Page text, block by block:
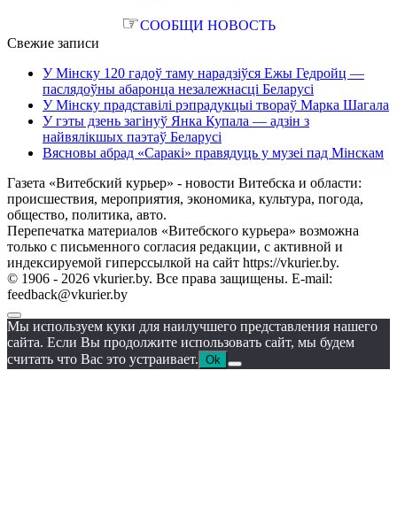
☞СООБЩИ НОВОСТЬ
Свежие записи
У Мінску 120 гадоў таму нарадзіўся Ежы Гедройц —
паслядоўны абаронца незалежнасці Беларусі
У Мінску прадставілі рэпрадукцыі твораў Марка Шагала
У гэты дзень загінуў Янка Купала — адзін з
найвялікшых паэтаў Беларусі
Вясновы абрад «Саракі» правядуць у музеі пад Мінскам
Газета «Витебский курьер» - новости Витебска и области:
происшествия, мероприятия, экономика, культура, погода,
общество, политика, авто.
Перепечатка материалов «Витебского курьера» возможна
только с письменного согласия редакции, с активной и
индексируемой гиперссылкой на сайт https://vkurier.by.
© 1906 - 2026 vkurier.by. Все права защищены. E-mail:
feedback@vkurier.by
Мы используем куки для наилучшего представления нашего
сайта. Если Вы продолжите использовать сайт, мы будем
считать что Вас это устраивает. Ok